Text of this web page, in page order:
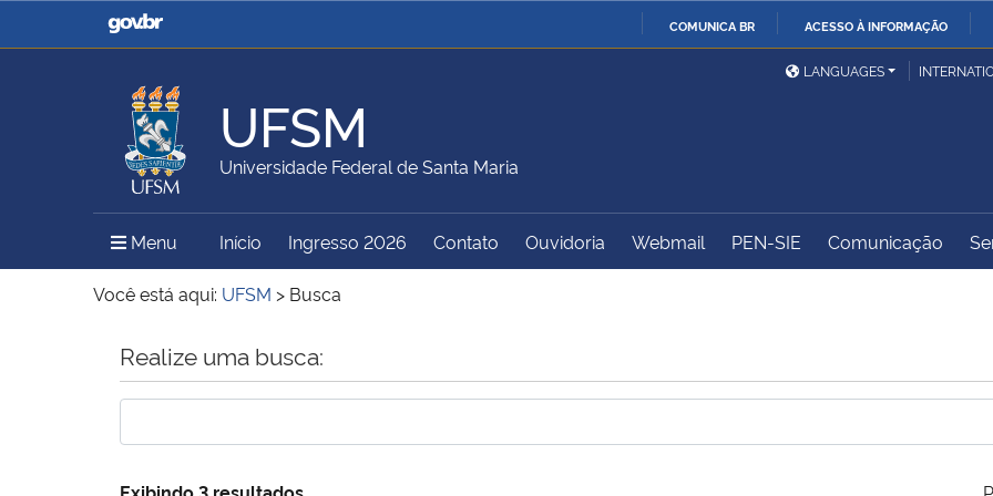
COMUNICA BR ACESSO À INFORMAÇÃO
Casa Civil
Ministério da Justiça e
Ministério da Defesa
Ministério das Relações
Exteriores
Ministério da Agricultura,
Pecuária e Abastecimento
Ministério da Educação
Ministério do Meio Ambiente Ministério do Turismo
Ministério do
Controladoria-Geral da
LANGUAGES
UFSM
Universidade Federal de Santa Maria
Menu Menu Principal do Sítio
Início Ingresso 2026 Contato Ouvidoria Webmail PEN-SIE Comunicação
Você está aqui: UFSM > Busca
Início do conteúdo
Realize uma busca:
Exibindo 3 resultados